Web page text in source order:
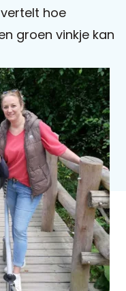
Over
Sophi
Contact
hoe
groen vinkje kan